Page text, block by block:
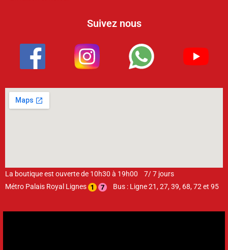
Suivez nous
La boutique est ouverte de 10h30 à 19h00 7/ 7 jours
Métro Palais Royal Lignes
Bus : Ligne 21, 27, 39, 68, 72 et 95